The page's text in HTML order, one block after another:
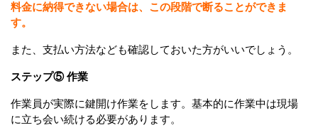
料金に納得できない場合は、この段階で断ることができま
す。
また、支払い方法なども確認しておいた方がいいでしょう。
ステップ⑤ 作業
作業員が実際に鍵開け作業をします。基本的に作業中は現場
に立ち会い続ける必要があります。